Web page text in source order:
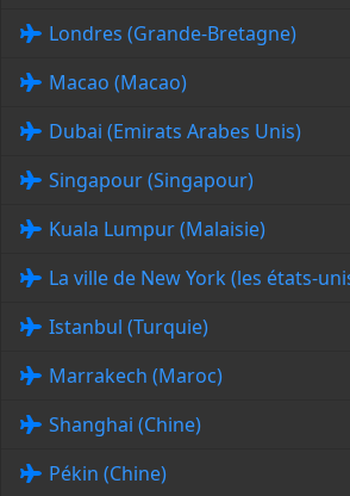
Londres (Grande-Bretagne)
Macao (Macao)
Dubai (Emirats Arabes Unis)
Singapour (Singapour)
Kuala Lumpur (Malaisie)
La ville de New York (les états-
Istanbul (Turquie)
Marrakech (Maroc)
Shanghai (Chine)
Pékin (Chine)